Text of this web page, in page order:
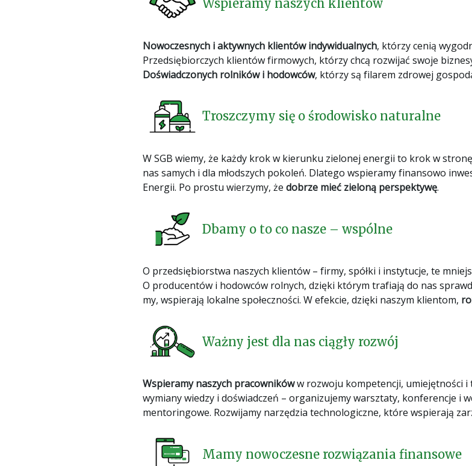
Wspieramy naszych klientów
Nowoczesnych i aktywnych klientów indywidualnych, którzy cenią
Przedsiębiorczych klientów firmowych, którzy chcą rozwijać swoje
Doświadczonych rolników i hodowców, którzy są filarem zdrowej
Troszczymy się o środowisko naturalne
W SGB wiemy, że każdy krok w kierunku zielonej energii to krok w
nas samych i dla młodszych pokoleń. Dlatego wspieramy finansowo
Energii. Po prostu wierzymy, że dobrze mieć zieloną perspektywę.
Dbamy o to co nasze – wspólne
O przedsiębiorstwa naszych klientów – firmy, spółki i instytucje, te
O producentów i hodowców rolnych, dzięki którym trafiają do nas
my, wspierają lokalne społeczności. W efekcie, dzięki naszym klientom,
Ważny jest dla nas ciągły rozwój
Wspieramy naszych pracownikóww rozwoju kompetencji, umiejętności
wymiany wiedzy i doświadczeń – organizujemy warsztaty, konferencje i
mentoringowe. Rozwijamy narzędzia technologiczne, które wspierają
Mamy nowoczesne rozwiązania finansowe